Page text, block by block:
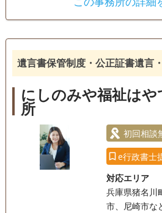
遺産分割
戸籍収集
相続人調査
電話相談可 訪問可 土日相談可
18時以降相談可 事務所面談可
遺言書保管制度・公正証書遺言
にしのみや福祉は
所
初回相談
e行政書士
対応エリア
兵庫県猪名川
市、尼崎市な